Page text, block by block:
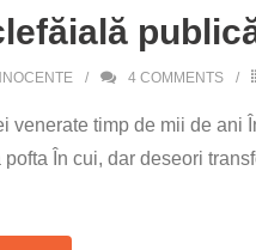
4 COMMENTS
venerate timp de mii de ani
pofta În cui, dar deseori